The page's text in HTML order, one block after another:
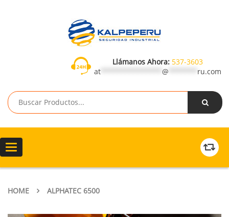
Llámanos Ahora: 537-3603
at
@ ru.com
Toggle
navigation
HOME ALPHATEC 6500